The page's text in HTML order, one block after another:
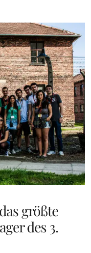
größte
des 3.